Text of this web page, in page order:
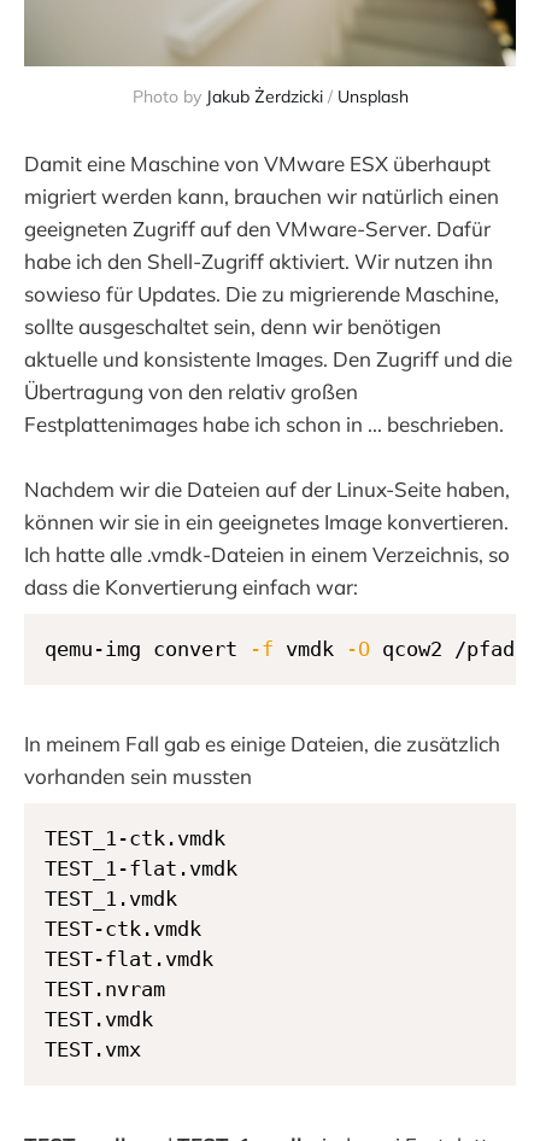
Photo by Jakub Żerdzicki / Unsplash
Damit eine Maschine von VMware ESX überhaupt
migriert werden kann, brauchen wir natürlich einen
geeigneten Zugriff auf den VMware-Server. Dafür
habe ich den Shell-Zugriff aktiviert. Wir nutzen ihn
sowieso für Updates. Die zu migrierende Maschine,
sollte ausgeschaltet sein, denn wir benötigen
aktuelle und konsistente Images. Den Zugriff und die
Übertragung von den relativ großen
Festplattenimages habe ich schon in ... beschrieben.
Nachdem wir die Dateien auf der Linux-Seite haben,
können wir sie in ein geeignetes Image konvertieren.
Ich hatte alle .vmdk-Dateien in einem Verzeichnis, so
dass die Konvertierung einfach war:
qemu-img convert -f vmdk -O qcow2 /pfad/
In meinem Fall gab es einige Dateien, die zusätzlich
vorhanden sein mussten
TEST_1-ctk.vmdk
TEST_1-flat.vmdk
TEST_1.vmdk
TEST-ctk.vmdk
TEST-flat.vmdk
TEST.nvram
TEST.vmdk
TEST.vmx